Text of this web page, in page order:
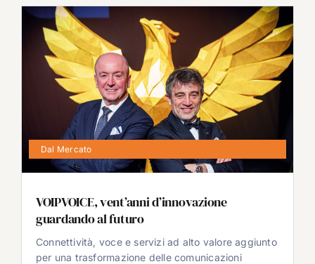
Dal Mercato
VOIPVOICE, vent’anni d’innovazione
guardando al futuro
Connettività, voce e servizi ad alto valore aggiunto
per una trasformazione delle comunicazioni